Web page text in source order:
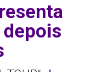
depois